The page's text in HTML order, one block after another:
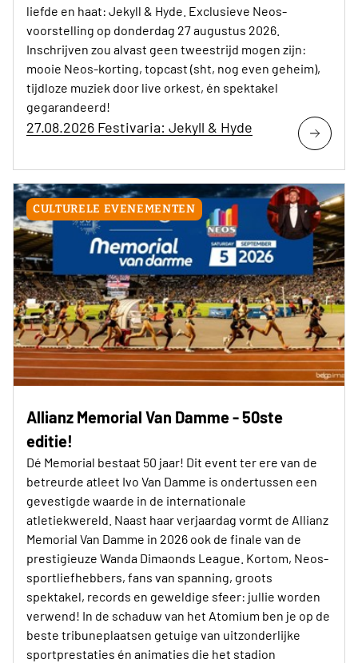
liefde en haat: Jekyll & Hyde. Exclusieve Neos-
voorstelling op donderdag 27 augustus 2026.
Inschrijven zou alvast geen tweestrijd mogen zijn:
mooie Neos-korting, topcast (sht, nog even geheim),
tijdloze muziek door live orkest, én spektakel
gegarandeerd!
27.08.2026 Festivaria: Jekyll & Hyde
CULTURELE EVENEMENTEN
Allianz Memorial Van Damme - 50ste
editie!
Dé Memorial bestaat 50 jaar! Dit event ter ere van de
betreurde atleet Ivo Van Damme is ondertussen een
gevestigde waarde in de internationale
atletiekwereld. Naast haar verjaardag vormt de Allianz
Memorial Van Damme in 2026 ook de finale van de
prestigieuze Wanda Dimaonds League. Kortom, Neos-
sportliefhebbers, fans van spanning, groots
spektakel, records en geweldige sfeer: jullie worden
verwend! In de schaduw van het Atomium ben je op de
beste tribuneplaatsen getuige van uitzonderlijke
sportprestaties én animaties die het stadion